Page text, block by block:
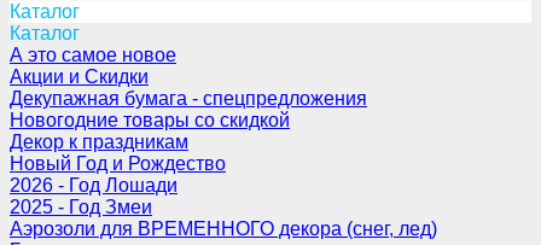
Каталог
Каталог
А это самое новое
Акции и Скидки
Декупажная бумага - спецпредложения
Новогодние товары со скидкой
Декор к праздникам
Новый Год и Рождество
2026 - Год Лошади
2025 - Год Змеи
Аэрозоли для ВРЕМЕННОГО декора (снег, лед)